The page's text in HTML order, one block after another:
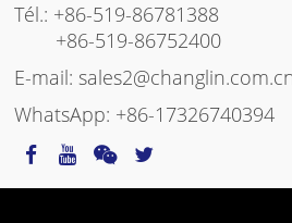
Tél.: +86-519-86781388
+86-519-86752400
E-mail:
WhatsApp: +86-17326740394
